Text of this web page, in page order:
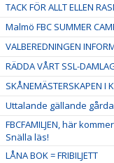
TACK FÖR ALLT ELLEN
Malmö FBC SUMMER
VALBEREDNINGEN
RÄDDA VÅRT SSL-
SKÅNEMÄSTERSKAPEN I
Uttalande gällande
FBCFAMILJEN, här
Snälla läs!
LÅNA BOK = FRIBILJETT